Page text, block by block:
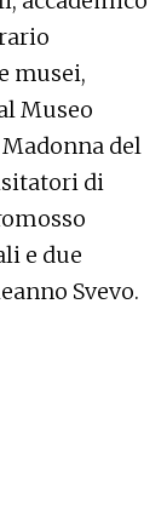
musei,
Museo
del
di
e due
Svevo.